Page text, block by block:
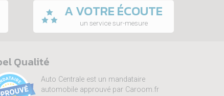
A VOTRE ÉCOUTE
un service sur-mesure
Qualité
Auto Centrale est un mandataire
automobile approuvé par Caroom.fr